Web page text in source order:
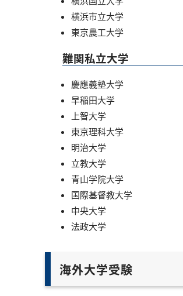
横浜市立大学
東京農工大学
難関私立大学
慶應義塾大学
早稲田大学
上智大学
東京理科大学
明治大学
立教大学
青山学院大学
国際基督教大学
中央大学
法政大学
海外大学受験